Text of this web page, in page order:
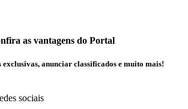
as vantagens do Portal
exclusivas, anunciar classificados e muito mais!
sociais